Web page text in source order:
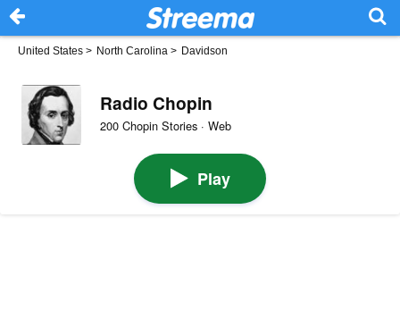
United States > North Carolina > Davidson
Radio Chopin
200 Chopin Stories · Web
Play